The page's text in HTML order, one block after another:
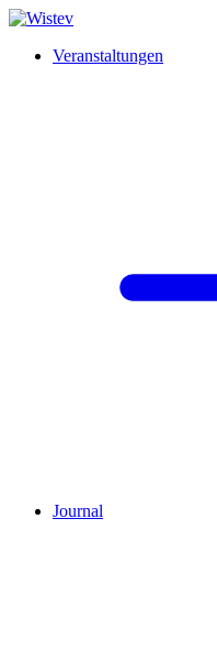
Veranstaltungen
Journal